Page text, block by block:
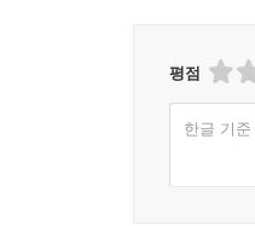
144 겨울에는
147 내가 주
149 어설픈 나
평점
한글 기